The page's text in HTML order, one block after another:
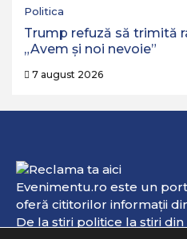
Politica
Trump refuză să trimită
„Avem și noi nevoie”
7 august 2026
Evenimentu.ro este un
oferă cititorilor informaţii
De la ştiri politice la ştiri